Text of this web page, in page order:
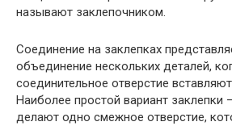
называют заклепочником.
Соединение на заклепках
объединение нескольких деталей,
соединительное отверстие
Наиболее простой вариант заклепки
делают одно смежное отверстие,